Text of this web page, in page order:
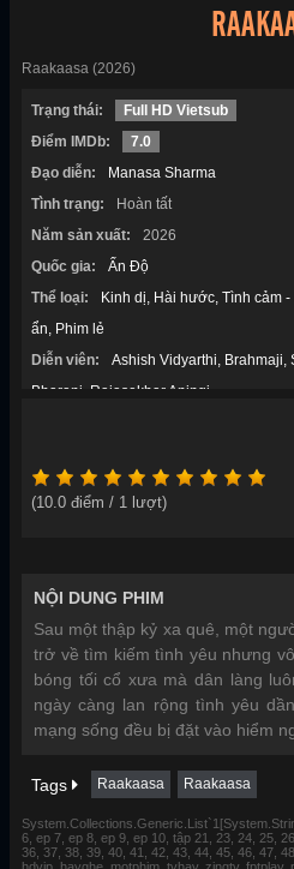
Raakaasa (2026)
Trạng thái:
Full HD Vietsub
Điểm IMDb:
7.0
Đạo diễn:
Manasa Sharma
Tình trạng:
Hoàn tất
Năm sản xuất:
2026
Quốc gia:
Ấn Độ
Thể loại:
Kinh dị Hài hước Tình cảm
ẩn
Phim lẻ
Diễn viên:
Ashish Vidyarthi Brahmaji
Bharani Rajasekhar Aningi
(10.0 điểm / 1 lượt)
NỘI DUNG PHIM
Sau một thập kỷ xa quê, một
trở về tìm kiếm tình yêu nhưng
bóng tối cổ xưa mà dân làng
ngày càng lan rộng tình yêu
mạng sống đều bị đặt vào hiểm
Tags Raakaasa Raakaasa
6, ep 7, ep 8, ep 9, ep 10, tập 21, 23, 24, 25,
36, 37, 38, 39, 40, 41, 42, 43, 44, 45, 46, 47,